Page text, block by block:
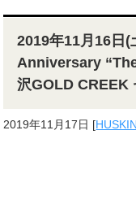
2019年11月16日
Anniversary
沢GOLD CREEK
2019年11月17日 [